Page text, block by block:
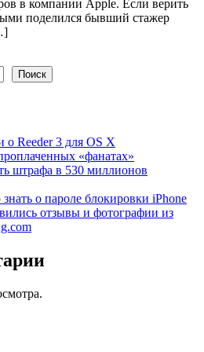
в компании Apple. Если верить
поделился бывший стажер
Поиск
о Reeder 3 для OS X
«фанатах»
штрафа в 530 миллионов
о пароле блокировки iPhone
отзывы и фотографии из